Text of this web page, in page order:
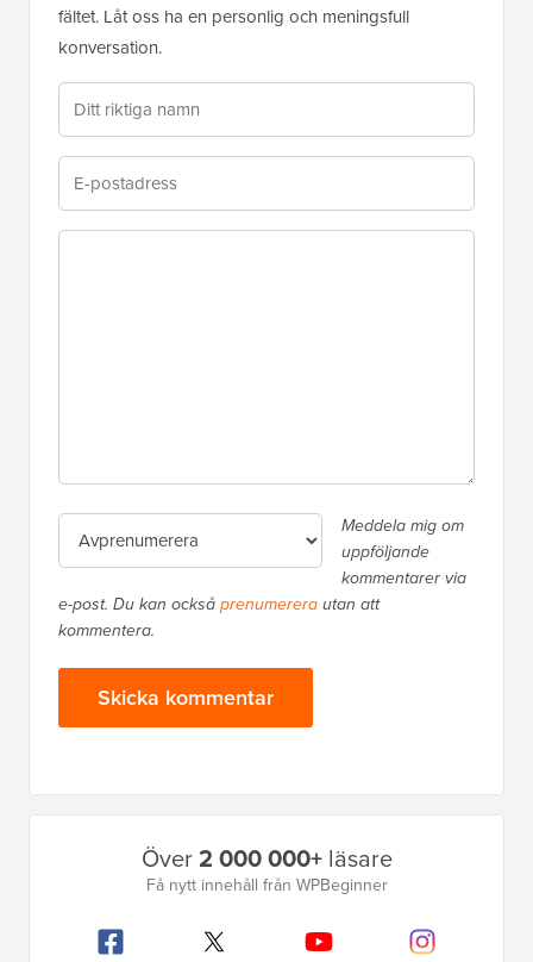
fältet. Låt oss ha en personlig och meningsfull
konversation.
Meddela mig om
uppföljande
kommentarer via
e-post. Du kan ocksåprenumererautan att
kommentera.
Över2 000 000+läsare
Få nytt innehåll från WPBeginner